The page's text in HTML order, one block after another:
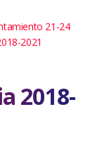
21-24
2021
2018-